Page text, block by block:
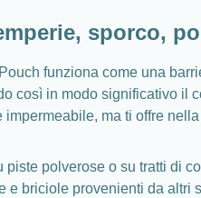
sporco,
funziona come una
così in modo significativo il
ma ti offre
piste polverose o su tratti
briciole provenienti da altri